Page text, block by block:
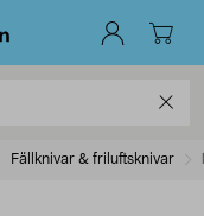
Fällknivar & friluftsknivar